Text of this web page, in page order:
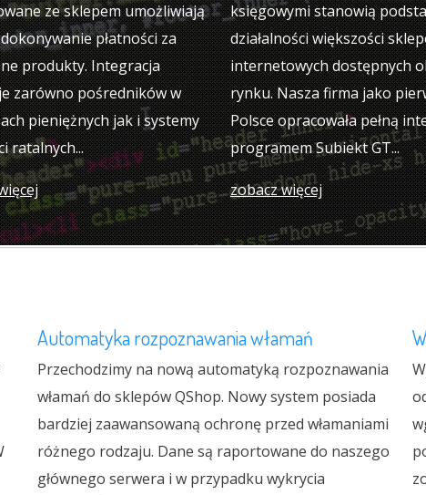
ze sklepem umożliwiają
płatności za
produkty. Integracja
zarówno pośredników w
pieniężnych jak i systemy
ratalnych...
księgowymi stanowią
działalności większości
internetowych dostępnych
rynku. Nasza firma jako
Polsce opracowała pełną
programem Subiekt GT...
zobacz więcej
Automatyka rozpoznawania włamań
Przechodzimy na nową automatyką rozpoznawania
włamań do sklepów QShop. Nowy system posiada
bardziej zaawansowaną ochronę przed włamaniami
różnego rodzaju. Dane są raportowane do naszego
głównego serwera i w przypadku wykrycia